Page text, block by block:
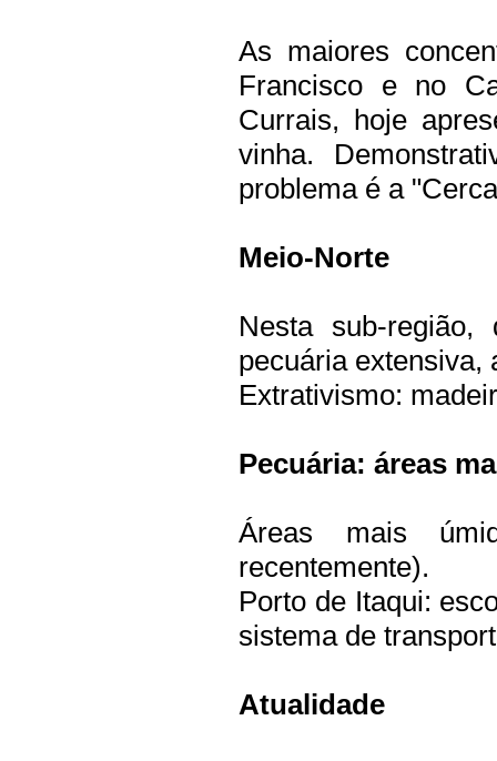
As maiores
Francisco e no
Currais, hoje
vinha.
problema é a
Meio-Norte
Nesta sub-região,
pecuária extensiva,
Extrativismo:
Pecuária: áreas
Áreas mais
recentemente).
Porto de Itaqui:
sistema de
Atualidade